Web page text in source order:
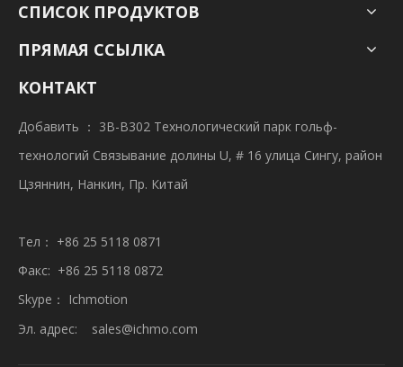
СПИСОК ПРОДУКТОВ
ПРЯМАЯ ССЫЛКА
КОНТАКТ
Добавить ： 3B-B302 Технологический парк гольф-
технологий Связывание долины U, # 16 улица Сингу, район
Цзяннин, Нанкин, Пр. Китай
Тел： +86 25 5118 0871
Факс: +86 25 5118 0872
Skype： Ichmotion
Эл. адрес: sales@ichmo.com